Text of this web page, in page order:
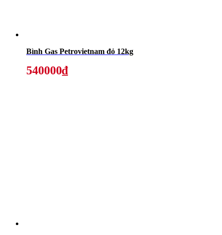
Bình Gas Petrovietnam đỏ 12kg
540000₫